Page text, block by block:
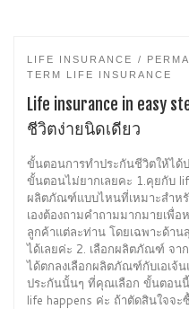
LIFE INSURANCE
TERM LIFE INSURANCE
Life insurance in easy
ชีวิตง่ายนิดเดียว
ขั้นตอนการทำประกันชีวิตให้ได้
ขั้นตอนไม่ยากเลยคะ 1.คุยกับ
ผลิตภัณฑ์แบบไหนที่เหมาะสำห
เองต้องถามคำถามมากมายเ
ลูกค้าแต่ละท่าน โดยเฉพาะด้า
ได้เลยค่ะ 2. เลือกผลิตภัณฑ์ จา
ได้ตกลงเลือกผลิตภัณฑ์กับเอเจ้
ประกันนั้นๆ ที่คุณเลือก ขั้นตอนนี้
life happens ค่ะ ถ้าตัดสินใจจ